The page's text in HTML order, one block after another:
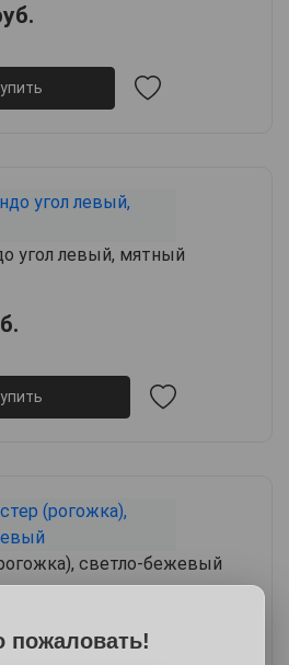
угол левый, мятный
светло-бежевый
пожаловать!